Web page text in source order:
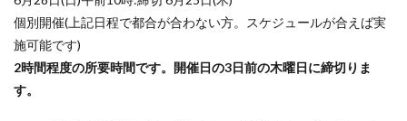
個別開催(上記日程で都合が合わない方。スケジュールが合えば実
施可能です)
2時間程度の所要時間です。 開催日の3日前の木曜日に締切りま
す。